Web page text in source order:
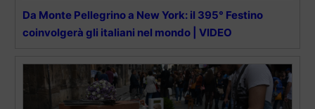
Da Monte Pellegrino a New York: il 395° Festino
coinvolgerà gli italiani nel mondo | VIDEO